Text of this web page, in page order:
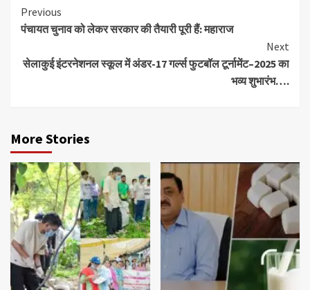
Continue
Reading
Previous
पंचायत चुनाव को लेकर सरकार की तैयारी पूरी हैं: महाराज
Next
सेलाकुई इंटरनेशनल स्कूल में अंडर-17 गर्ल्स फुटबॉल टूर्नामेंट–2025 का
भव्य शुभारंभ….
More Stories